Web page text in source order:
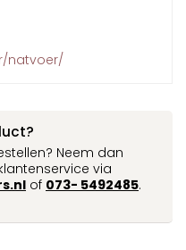
natvoer/
Neem dan
via
of 073- 5492485.